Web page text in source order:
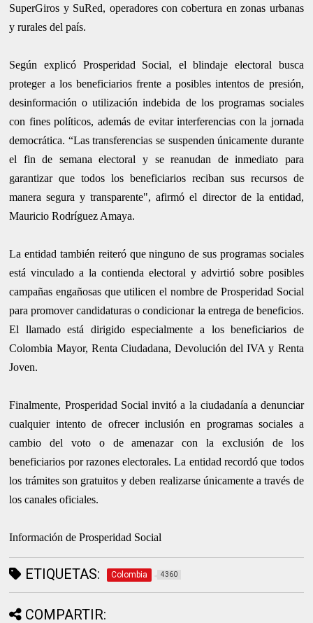
SuperGiros y SuRed, operadores con cobertura en zonas urbanas
y rurales del país.
Según explicó Prosperidad Social, el blindaje electoral busca
proteger a los beneficiarios frente a posibles intentos de presión,
desinformación o utilización indebida de los programas sociales
con fines políticos, además de evitar interferencias con la jornada
democrática. “Las transferencias se suspenden únicamente durante
el fin de semana electoral y se reanudan de inmediato para
garantizar que todos los beneficiarios reciban sus recursos de
manera segura y transparente", afirmó el director de la entidad,
Mauricio Rodríguez Amaya.
La entidad también reiteró que ninguno de sus programas sociales
está vinculado a la contienda electoral y advirtió sobre posibles
campañas engañosas que utilicen el nombre de Prosperidad Social
para promover candidaturas o condicionar la entrega de beneficios.
El llamado está dirigido especialmente a los beneficiarios de
Colombia Mayor, Renta Ciudadana, Devolución del IVA y Renta
Joven.
Finalmente, Prosperidad Social invitó a la ciudadanía a denunciar
cualquier intento de ofrecer inclusión en programas sociales a
cambio del voto o de amenazar con la exclusión de los
beneficiarios por razones electorales. La entidad recordó que todos
los trámites son gratuitos y deben realizarse únicamente a través de
los canales oficiales.
Información de Prosperidad Social
ETIQUETAS: Colombia 4360
COMPARTIR: